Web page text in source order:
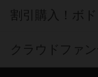
割引購入！ボ
クラウドファ